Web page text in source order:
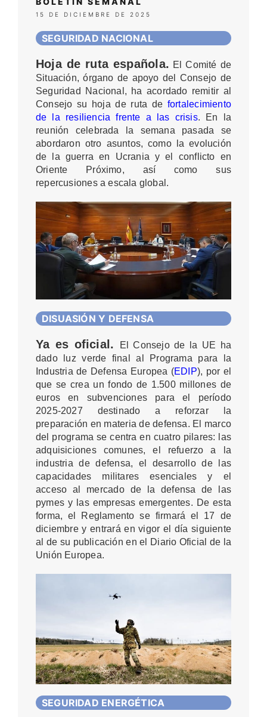
15 DE DICIEMBRE DE 2025
SEGURIDAD NACIONAL
Hoja de ruta española. El Comité de
Situación, órgano de apoyo del Consejo de
Seguridad Nacional, ha acordado remitir al
Consejo su hoja de ruta de fortalecimiento
de la resiliencia frente a las crisis. En la
reunión celebrada la semana pasada se
abordaron otro asuntos, como la evolución
de la guerra en Ucrania y el conflicto en
Oriente Próximo, así como sus
repercusiones a escala global.
DISUASIÓN Y DEFENSA
Ya es oficial.
El Consejo de la UE ha
dado luz verde final al Programa para la
Industria de Defensa Europea (EDIP), por el
que se crea un fondo de 1.500 millones de
euros en subvenciones para el período
2025-2027 destinado a reforzar la
preparación en materia de defensa. El marco
del programa se centra en cuatro pilares: las
adquisiciones comunes, el refuerzo a la
industria de defensa, el desarrollo de las
capacidades militares esenciales y el
acceso al mercado de la defensa de las
pymes y las empresas emergentes. De esta
forma, el Reglamento se firmará el 17 de
diciembre y entrará en vigor el día siguiente
al de su publicación en el Diario Oficial de la
Unión Europea.
SEGURIDAD ENERGÉTICA